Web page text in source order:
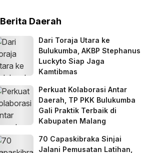
Berita Daerah
Dari Toraja Utara ke
Bulukumba, AKBP Stephanus
Luckyto Siap Jaga
Kamtibmas
Perkuat Kolaborasi Antar
Daerah, TP PKK Bulukumba
Gali Praktik Terbaik di
Kabupaten Malang
70 Capaskibraka Sinjai
Jalani Pemusatan Latihan,